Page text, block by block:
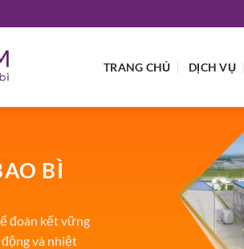
TRANG CHỦ DỊCH VỤ
BÌ
đoàn kết vững
và nhiệt